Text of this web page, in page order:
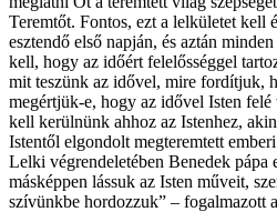
Teremtőt. Fontos, ezt a lelkületet kell
esztendő első napján, és aztán
kell, hogy az időért felelősséggel
mit teszünk az idővel, mire fordítjuk,
megértjük-e, hogy az idővel Isten
kell kerülnünk ahhoz az Istenhez,
Istentől elgondolt megteremtett
Lelki végrendeletében Benedek pápa
másképpen lássuk az Isten műveit,
szívünkbe hordozzuk” – fogalmazott